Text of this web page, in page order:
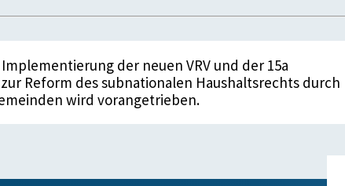
der neuen VRV und der 15a
Reform des subnationalen Haushaltsrechts durch
wird vorangetrieben.